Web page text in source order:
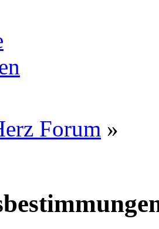
Forum »